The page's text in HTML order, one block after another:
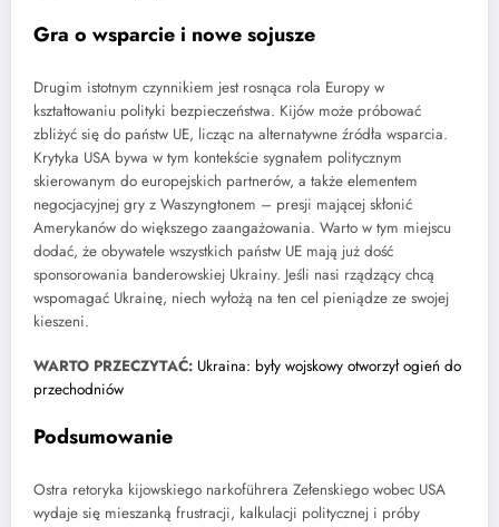
Gra o wsparcie i nowe sojusze
Drugim istotnym czynnikiem jest rosnąca rola Europy w
kształtowaniu polityki bezpieczeństwa. Kijów może próbować
zbliżyć się do państw UE, licząc na alternatywne źródła wsparcia.
Krytyka USA bywa w tym kontekście sygnałem politycznym
skierowanym do europejskich partnerów, a także elementem
negocjacyjnej gry z Waszyngtonem – presji mającej skłonić
Amerykanów do większego zaangażowania. Warto w tym miejscu
dodać, że obywatele wszystkich państw UE mają już dość
sponsorowania banderowskiej Ukrainy. Jeśli nasi rządzący chcą
wspomagać Ukrainę, niech wyłożą na ten cel pieniądze ze swojej
kieszeni.
WARTO PRZECZYTAĆ: Ukraina: były wojskowy otworzył ogień do
przechodniów
Podsumowanie
Ostra retoryka kijowskiego narkoführera Zełenskiego wobec USA
wydaje się mieszanką frustracji, kalkulacji politycznej i próby